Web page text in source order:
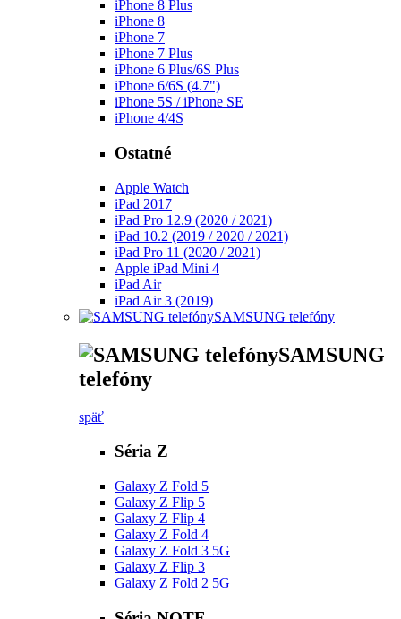
iPhone 8 Plus
iPhone 8
iPhone 7
iPhone 7 Plus
iPhone 6 Plus/6S Plus
iPhone 6/6S (4.7")
iPhone 5S / iPhone SE
iPhone 4/4S
Ostatné
Apple Watch
iPad 2017
iPad Pro 12.9 (2020 / 2021)
iPad 10.2 (2019 / 2020 / 2021)
iPad Pro 11 (2020 / 2021)
Apple iPad Mini 4
iPad Air
iPad Air 3 (2019)
SAMSUNG telefóny
SAMSUNG
telefóny
späť
Séria Z
Galaxy Z Fold 5
Galaxy Z Flip 5
Galaxy Z Flip 4
Galaxy Z Fold 4
Galaxy Z Fold 3 5G
Galaxy Z Flip 3
Galaxy Z Fold 2 5G